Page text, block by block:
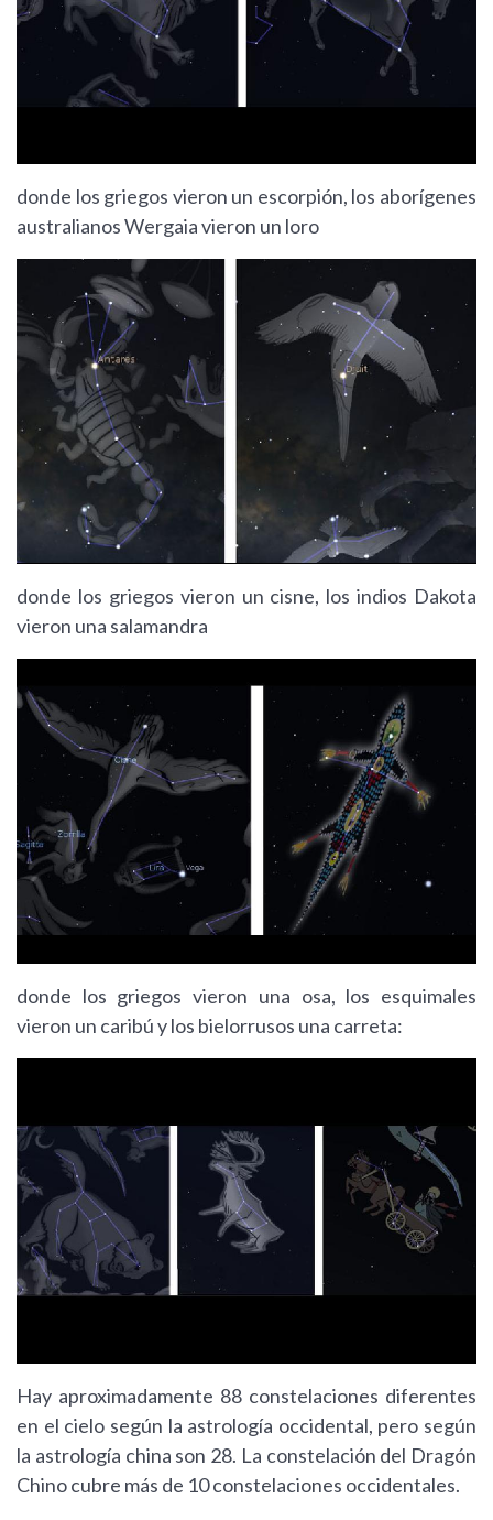
donde los griegos vieron un escorpión, los aborígenes
australianos Wergaia vieron un loro
donde los griegos vieron un cisne, los indios Dakota
vieron una salamandra
donde los griegos vieron una osa, los esquimales
vieron un caribú y los bielorrusos una carreta:
Hay aproximadamente 88 constelaciones diferentes
en el cielo según la astrología occidental, pero según
la astrología china son 28. La constelación del Dragón
Chino cubre más de 10 constelaciones occidentales.